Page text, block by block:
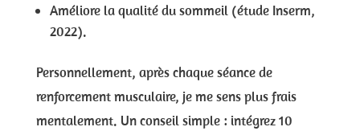
Améliore la qualité du sommeil (étude Inserm,
2022).
Personnellement, après chaque séance de
renforcement musculaire, je me sens plus frais
mentalement. Un conseil simple : intégrez 10